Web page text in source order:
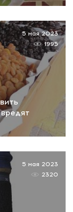
5 мая 2023
1995
5 мая 2023
2320